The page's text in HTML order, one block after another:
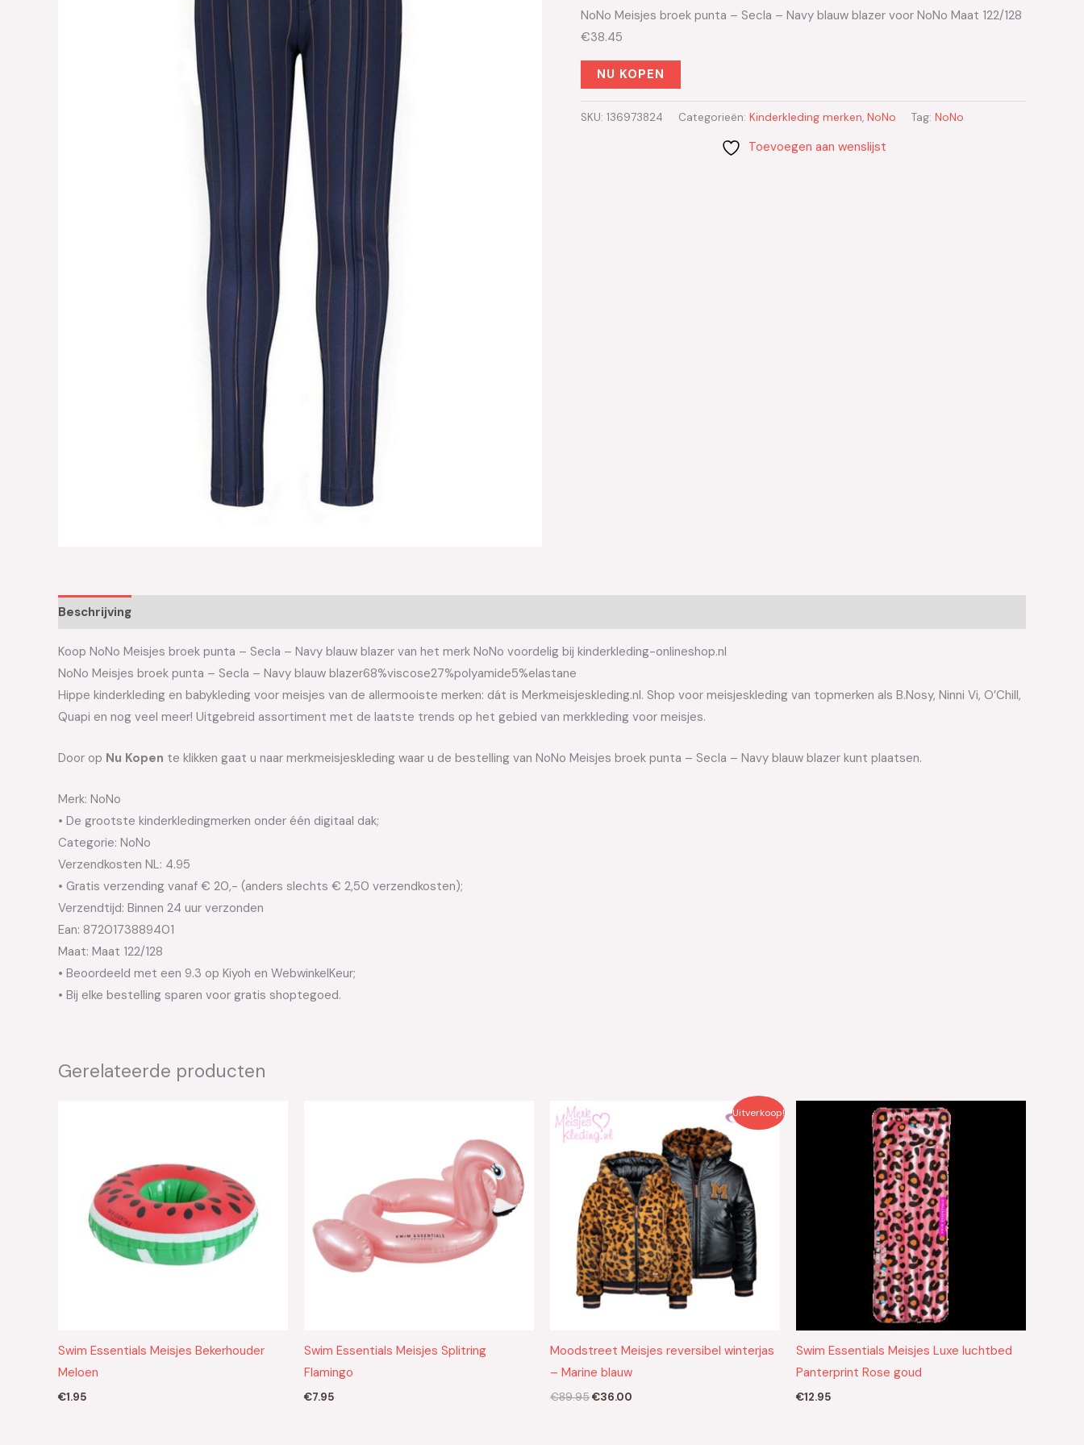
NoNo Meisjes broek punta – Secla – Navy blauw blazer voor NoNo Maat 122/128
€38.45
NU KOPEN
SKU: 136973824 Categorieën: Kinderkleding merken, NoNo Tag: NoNo
Toevoegen aan wenslijst
Beschrijving
Koop NoNo Meisjes broek punta – Secla – Navy blauw blazer van het merk NoNo voordelig bij kinderkleding-onlineshop.nl
NoNo Meisjes broek punta – Secla – Navy blauw blazer68%viscose27%polyamide5%elastane
Hippe kinderkleding en babykleding voor meisjes van de allermooiste merken: dát is Merkmeisjeskleding.nl. Shop voor meisjeskleding van topmerken als B.Nosy, Ninni Vi, O’Chill,
Quapi en nog veel meer! Uitgebreid assortiment met de laatste trends op het gebied van merkkleding voor meisjes.
Door op Nu Kopen te klikken gaat u naar merkmeisjeskleding waar u de bestelling van NoNo Meisjes broek punta – Secla – Navy blauw blazer kunt plaatsen.
Merk: NoNo
• De grootste kinderkledingmerken onder één digitaal dak;
Categorie: NoNo
Verzendkosten NL: 4.95
• Gratis verzending vanaf € 20,- (anders slechts € 2,50 verzendkosten);
Verzendtijd: Binnen 24 uur verzonden
Ean: 8720173889401
Maat: Maat 122/128
• Beoordeeld met een 9.3 op Kiyoh en WebwinkelKeur;
• Bij elke bestelling sparen voor gratis shoptegoed.
Gerelateerde producten
Swim Essentials Meisjes Bekerhouder
Meloen
€1.95
Swim Essentials Meisjes Splitring
Flamingo
€7.95
Uitverkoop!
Moodstreet Meisjes reversibel winterjas
– Marine blauw
€89.95
prijs
was:
€89.95.
€36.00
€36.00.
Swim Essentials Meisjes Luxe luchtbed
Panterprint Rose goud
€12.95